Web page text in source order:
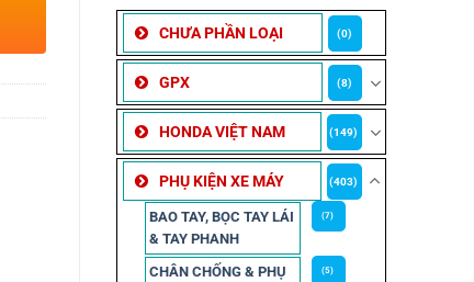
CHƯA PHẦN LOẠI (0)
GPX (8)
HONDA VIỆT NAM (149)
PHỤ KIỆN XE MÁY (403)
BAO TAY, BỌC TAY LÁI
& TAY PHANH
(7)
CHÂN CHỐNG & PHỤ
(5)